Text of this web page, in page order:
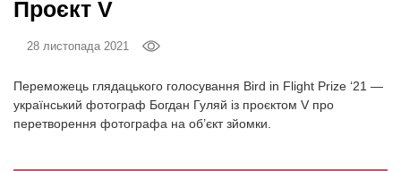
Проєкт V
28 листопада 2021
Переможець глядацького голосування Bird in Flight Prize ‘21 —
український фотограф Богдан Гуляй із проєктом V про
перетворення фотографа на об’єкт зйомки.